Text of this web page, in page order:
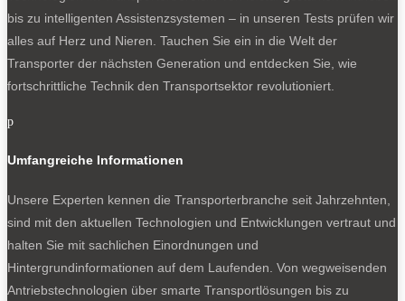
bis zu intelligenten Assistenzsystemen – in unseren Tests prüfen wir
alles auf Herz und Nieren. Tauchen Sie ein in die Welt der
Transporter der nächsten Generation und entdecken Sie, wie
fortschrittliche Technik den Transportsektor revolutioniert.
p
Umfangreiche Informationen
Unsere Experten kennen die Transporterbranche seit Jahrzehnten,
sind mit den aktuellen Technologien und Entwicklungen vertraut und
halten Sie mit sachlichen Einordnungen und
Hintergrundinformationen auf dem Laufenden. Von wegweisenden
Antriebstechnologien über smarte Transportlösungen bis zu